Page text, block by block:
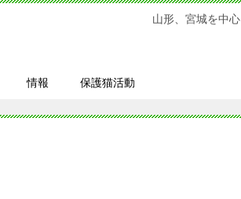
山形、宮城を中
情報 保護猫活動